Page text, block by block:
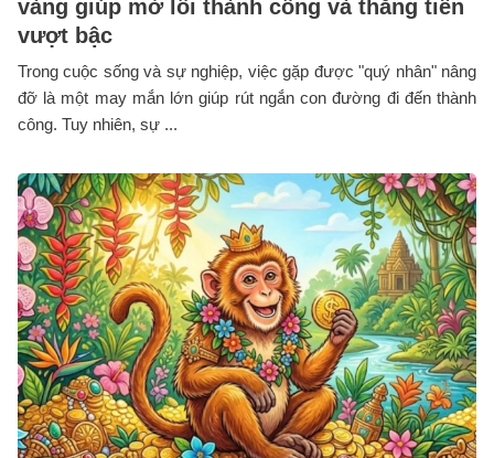
vàng giúp mở lối thành công và thăng tiến
vượt bậc
Trong cuộc sống và sự nghiệp, việc gặp được "quý nhân" nâng
đỡ là một may mắn lớn giúp rút ngắn con đường đi đến thành
công. Tuy nhiên, sự ...